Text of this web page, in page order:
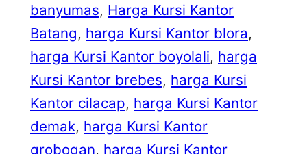
banyumas, Harga Kursi Kantor
Batang, harga Kursi Kantor blora
harga Kursi Kantor boyolali, harga
Kursi Kantor brebes, harga Kursi
Kantor cilacap, harga Kursi Kantor
demak, harga Kursi Kantor
grobogan, harga Kursi Kantor